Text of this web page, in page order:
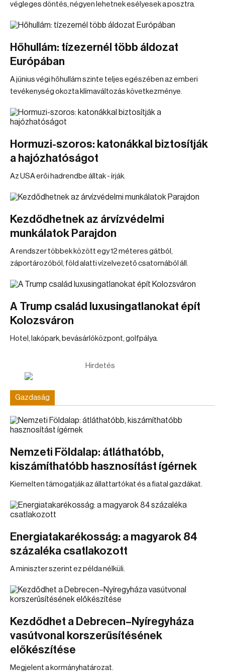
végleges döntés, négyen lehetnek esélyesek a posztra.
Hőhullám: tízezernél több áldozat
Európában
A június végi hőhullám szinte teljes egészében az emberi
tevékenység okozta klímaváltozás következménye.
Hormuzi-szoros: katonákkal biztosítják
a hajózhatóságot
Az USA erői hadrendbe álltak - írják.
Kezdődhetnek az árvízvédelmi
munkálatok Parajdon
A rendszer többek között egy 12 méteres gátból,
záportározóból, föld alatti vízelvezető csatornából áll.
A Trump család luxusingatlanokat épít
Kolozsváron
Hotel, lakópark, bevásárlóközpont, golfpálya.
Hirdetés
Gazdaság
Nemzeti Földalap: átláthatóbb,
kiszámíthatóbb hasznosítást ígérnek
Kiemelten támogatják az állattartókat és a fiatal gazdákat.
Energiatakarékosság: a magyarok 84
százaléka csatlakozott
A miniszter szerint ez példa nélküli.
Kezdődhet a Debrecen–Nyíregyháza
vasútvonal korszerűsítésének
előkészítése
Megjelent a kormányhatározat.